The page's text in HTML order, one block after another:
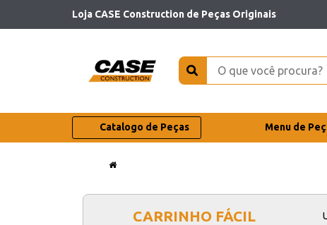
Loja CASE Construction de Peças Originais
Catalogo de Peças Menu de
CARRINHO FÁCIL